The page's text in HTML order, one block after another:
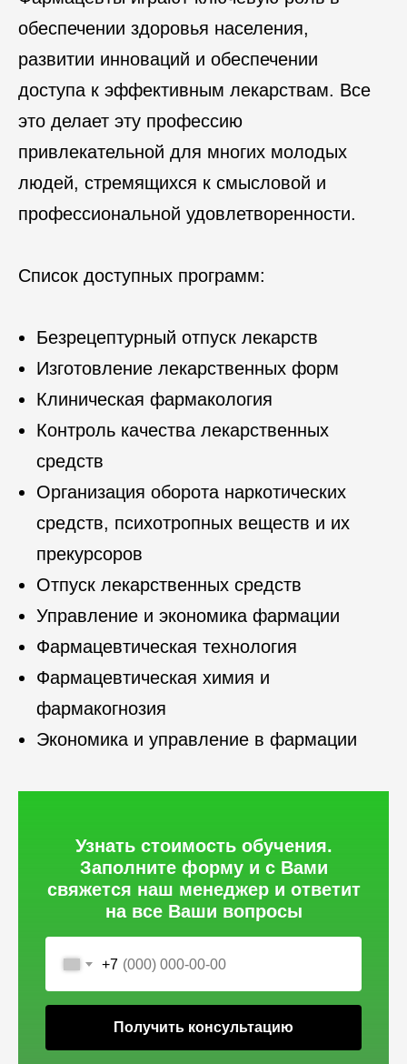
обеспечении здоровья населения,
развитии инноваций и обеспечении
доступа к эффективным лекарствам. Все
это делает эту профессию
привлекательной для многих молодых
людей, стремящихся к смысловой и
профессиональной удовлетворенности.
Список доступных программ:
Безрецептурный отпуск лекарств
Изготовление лекарственных форм
Клиническая фармакология
Контроль качества лекарственных
средств
Организация оборота наркотических
средств, психотропных веществ и их
прекурсоров
Отпуск лекарственных средств
Управление и экономика фармации
Фармацевтическая технология
Фармацевтическая химия и
фармакогнозия
Экономика и управление в фармации
Узнать стоимость обучения.
Заполните форму и с Вами
свяжется наш менеджер и ответит
на все Ваши вопросы
+7
Получить консультацию